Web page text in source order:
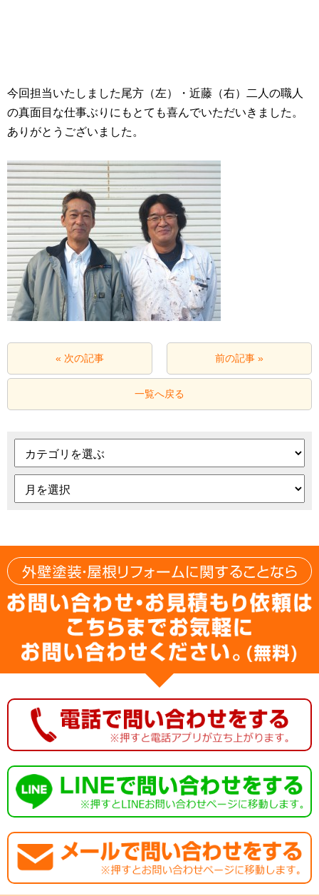
今回担当いたしました尾方（左）・近藤（右）二人の職人
の真面目な仕事ぶりにもとても喜んでいただいきました。
ありがとうございました。
« 次の記事 前の記事 »
一覧へ戻る